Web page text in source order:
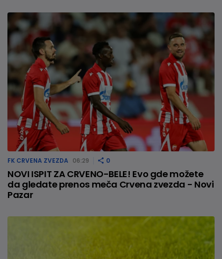
FK CRVENA ZVEZDA 06:29 0
NOVI ISPIT ZA CRVENO-BELE! Evo gde možete
da gledate prenos meča Crvena zvezda - Novi
Pazar